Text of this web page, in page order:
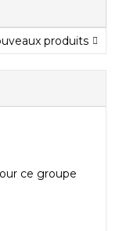
produits
ce groupe